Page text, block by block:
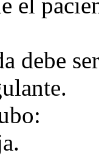
el
debe